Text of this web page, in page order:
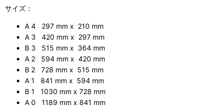
サイズ：
A 4 297 mm x 210 mm
A 3 420 mm x 297 mm
B 3 515 mm x 364 mm
A 2 594 mm x 420 mm
B 2 728 mm x 515 mm
A 1 841 mm x 594 mm
B 1 1030 mm x 728 mm
A 0 1189 mm x 841 mm